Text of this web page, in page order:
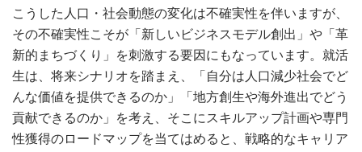
こうした人口・社会動態の変化は不確実性を伴いますが、
その不確実性こそが「新しいビジネスモデル創出」や「革
新的まちづくり」を刺激する要因にもなっています。就活
生は、将来シナリオを踏まえ、「自分は人口減少社会でど
んな価値を提供できるのか」「地方創生や海外進出でどう
貢献できるのか」を考え、そこにスキルアップ計画や専門
性獲得のロードマップを当てはめると、戦略的なキャリア